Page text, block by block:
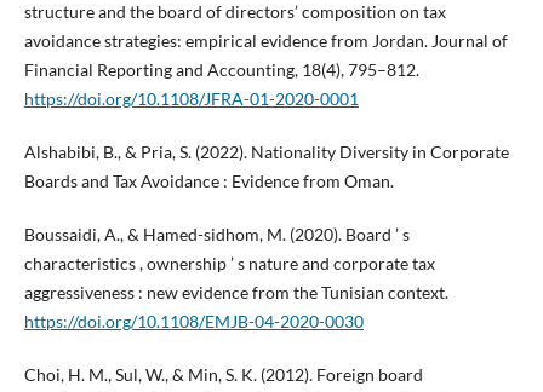
structure and the board of directors’ composition on tax
avoidance strategies: empirical evidence from Jordan. Journal of
Financial Reporting and Accounting, 18(4), 795–812.
https://doi.org/10.1108/JFRA-01-2020-0001
Alshabibi, B., & Pria, S. (2022). Nationality Diversity in Corporate
Boards and Tax Avoidance : Evidence from Oman.
Boussaidi, A., & Hamed-sidhom, M. (2020). Board ’ s
characteristics , ownership ’ s nature and corporate tax
aggressiveness : new evidence from the Tunisian context.
https://doi.org/10.1108/EMJB-04-2020-0030
Choi, H. M., Sul, W., & Min, S. K. (2012). Foreign board